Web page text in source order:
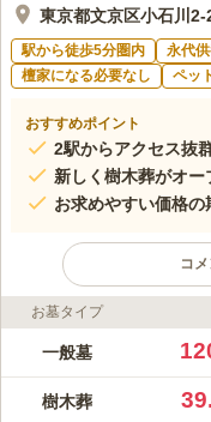
東京都文京区小石川2-
駅から徒歩5分圏内 永代
檀家になる必要なし
ペッ
おすすめポイント
2駅からアクセス抜
新しく樹木葬がオー
お求めやすい価格の
コ
ライフドット編集部のコメ
「後楽園駅」、
落ち着いてお参
「源覚寺」が管
お墓タイプ
一般墓
樹木葬